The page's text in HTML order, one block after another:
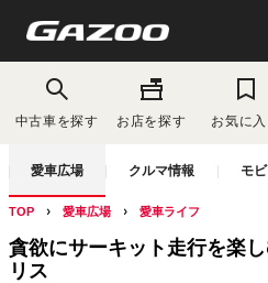
中古車を探す お店を探す お気に入
愛車広場 クルマ情報 モ
TOP 愛車広場 愛車ライフ
貪欲にサーキット走行を楽
リス